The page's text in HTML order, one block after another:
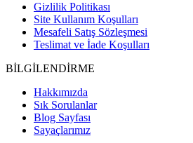
Gizlilik Politikası
Site Kullanım Koşulları
Mesafeli Satış Sözleşmesi
Teslimat ve İade Koşulları
BİLGİLENDİRME
Hakkımızda
Sık Sorulanlar
Blog Sayfası
Sayaçlarımız